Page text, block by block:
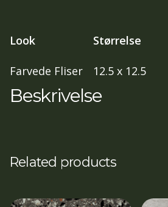
Look Størrelse
Farvede Fliser 12.5 x 12.5
Beskrivelse
Related products